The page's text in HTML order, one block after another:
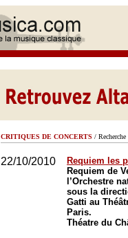
CRITIQUES DE CONCERTS / Recherche
22/10/2010
Requiem les
Requiem de
l’Orchestre
sous la
Gatti au
Paris.
Théatre du